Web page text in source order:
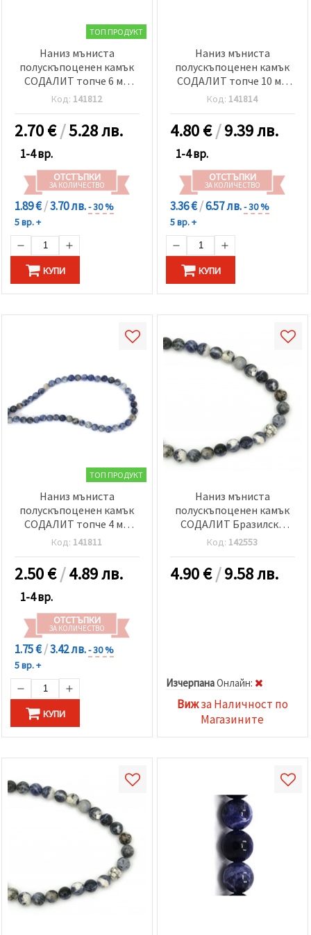
ТОП ПРОДУКТ
Наниз мъниста
полускъпоценен камък
СОДАЛИТ топче 6 мм
±60 броя
Код: 141812
2.70€/5.28 лв.
1-4 вр.
ОТСТЪПКИ
ЗА КОЛИЧЕСТВО
1.89 €/3.70 лв.- 30 %
5 вр. +
КУПИ
Наниз мъниста
полускъпоценен камък
СОДАЛИТ топче 10 мм
±38 броя
Код: 141814
4.80€/9.39 лв.
1-4 вр.
ОТСТЪПКИ
ЗА КОЛИЧЕСТВО
3.36 €/6.57 лв.- 30 %
5 вр. +
КУПИ
ТОП ПРОДУКТ
Наниз мъниста
полускъпоценен камък
СОДАЛИТ топче 4 мм
85±90 броя
Код: 141811
2.50€/4.89 лв.
1-4 вр.
ОТСТЪПКИ
ЗА КОЛИЧЕСТВО
1.75 €/3.42 лв.- 30 %
5 вр. +
КУПИ
Наниз мъниста
полускъпоценен камък
СОДАЛИТ Бразилски
топче 8 мм ±47 броя
Код: 142553
4.90€/9.58 лв.
ИзчерпанаOнлайн:
Вижза Наличност по
Магазините